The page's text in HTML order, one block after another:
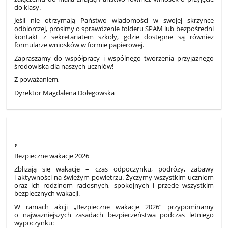
do klasy.
Jeśli nie otrzymają Państwo wiadomości w swojej skrzynce
odbiorczej, prosimy o sprawdzenie folderu SPAM lub bezpośredni
kontakt z sekretariatem szkoły, gdzie dostępne są również
formularze wniosków w formie papierowej.
Zapraszamy do współpracy i wspólnego tworzenia przyjaznego
środowiska dla naszych uczniów!
Z poważaniem,
Dyrektor Magdalena Dołegowska
,
Bezpieczne wakacje 2026
Zbliżają się wakacje – czas odpoczynku, podróży, zabawy
i aktywności na świeżym powietrzu. Życzymy wszystkim uczniom
oraz ich rodzinom radosnych, spokojnych i przede wszystkim
bezpiecznych wakacji.
W ramach akcji „Bezpieczne wakacje 2026” przypominamy
o najważniejszych zasadach bezpieczeństwa podczas letniego
wypoczynku: